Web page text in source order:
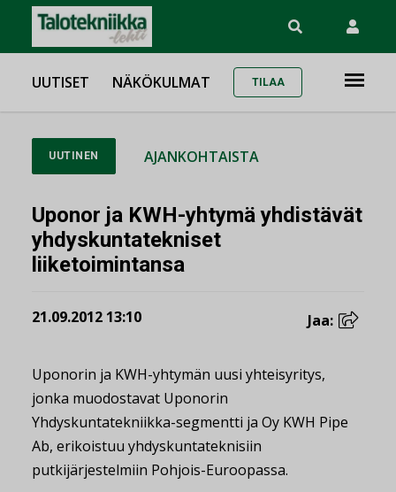
UUTISET NÄKÖKULMAT TILAA
UUTINEN AJANKOHTAISTA
Uponor ja KWH-yhtymä yhdistävät
yhdyskuntatekniset
liiketoimintansa
21.09.2012 13:10 Jaa:
Uponorin ja KWH-yhtymän uusi yhteisyritys,
jonka muodostavat Uponorin
Yhdyskuntatekniikka-segmentti ja Oy KWH Pipe
Ab, erikoistuu yhdyskuntateknisiin
putkijärjestelmiin Pohjois-Euroopassa.